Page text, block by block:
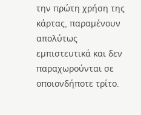
την πρώτη χρήση της
κάρτας, παραμένουν
απολύτως
εμπιστευτικά και δεν
παραχωρούνται σε
οποιονδήποτε τρίτο.